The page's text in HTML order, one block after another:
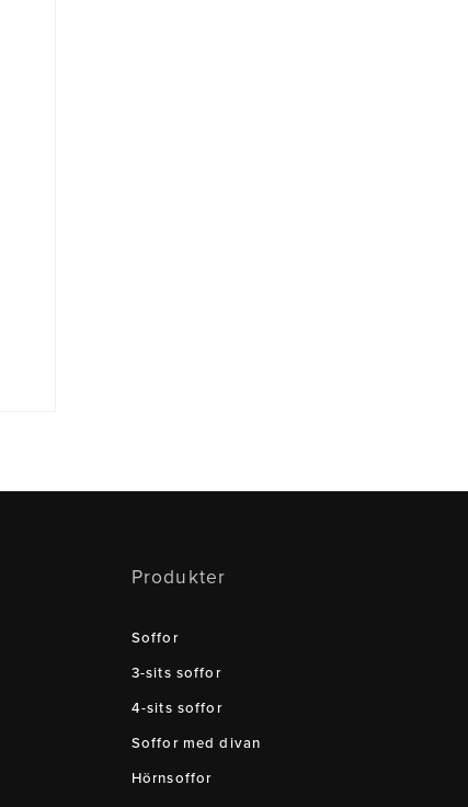
Produkter
Soffor
3-sits soffor
4-sits soffor
Soffor med divan
Hörnsoffor